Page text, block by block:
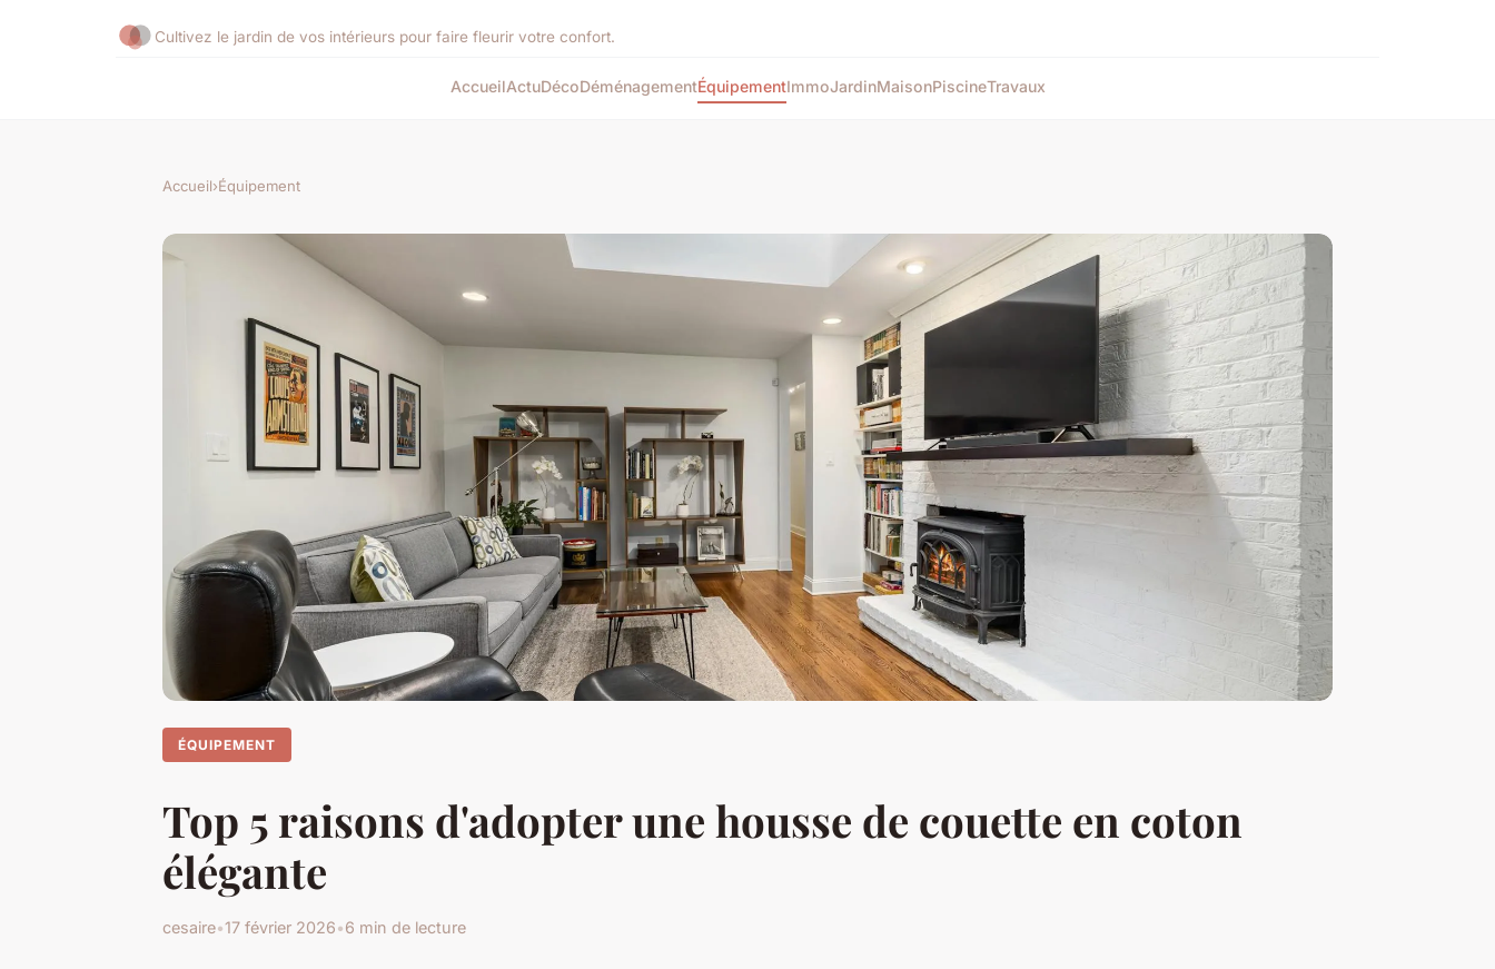
Cultivez le jardin de vos intérieurs pour faire fleurir votre confort.
AccueilActuDécoDéménagementÉquipementImmoJardinMaisonPiscineTravaux
Accueil›Équipement
ÉQUIPEMENT
Top 5 raisons d'adopter une housse de couette en coton
élégante
cesaire•17 février 2026•6 min de lecture